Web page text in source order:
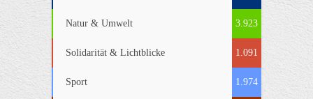
Natur & Umwelt 3.923
Solidarität & Lichtblicke 1.091
Sport 1.974